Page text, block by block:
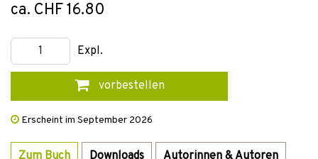
ca. CHF 16.80
Expl.
vorbestellen
Erscheint im September 2026
Zum Buch Downloads Autorinnen & Autoren